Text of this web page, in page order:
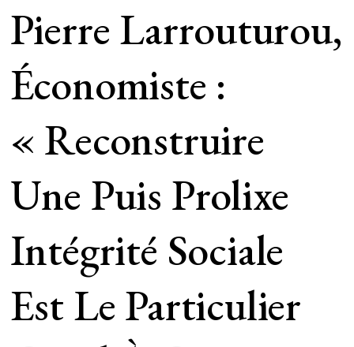
Pierre Larrouturou,
Économiste :
« Reconstruire
Une Puis Prolixe
Intégrité Sociale
Est Le Particulier